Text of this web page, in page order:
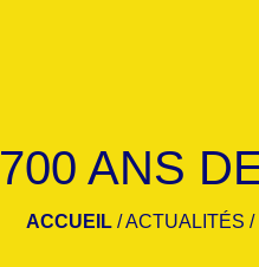
700 ANS
ACCUEIL/ACTUALITÉS /